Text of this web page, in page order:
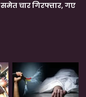
समेत चार गिरफ्तार, गए